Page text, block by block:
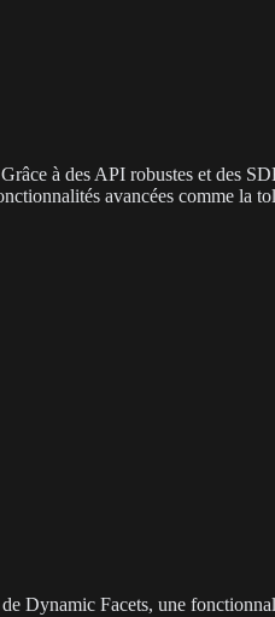
à des API robustes et des
avancées comme la
Dynamic Facets, une